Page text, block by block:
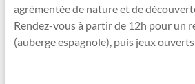
agrémentée de nature et de
Rendez-vous à partir de 12h pour un
(auberge espagnole), puis jeux